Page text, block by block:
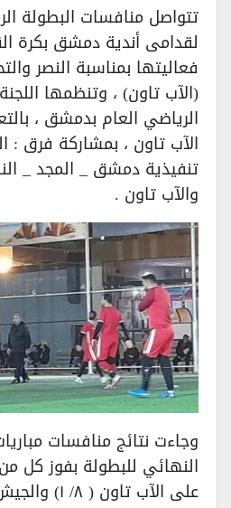
تتواصل منافسات البطولة
لقدامى أندية دمشق بكرة
فعاليتها بمناسبة النصر
(الآب تاون) ، وتنظمها اللجنة
الرياضي العام بدمشق ،
الآب تاون ، بمشاركة فرق :
تنفيذية دمشق _ المجد _
والآب تاون .
وجاءت نتائج منافسات
النهائي للبطولة بفوز كل